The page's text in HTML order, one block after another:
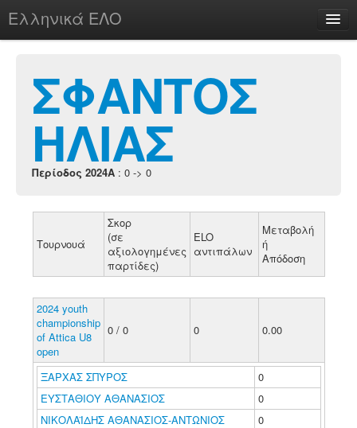
Ελληνικά ΕΛΟ
chesstu.be @ discord
Login
ΣΦΑΝΤΟΣ
ΗΛΙΑΣ
Περίοδος 2024A : 0 -> 0
Τουρνουά
Σκορ
(σε
αξιολογημένες
παρτίδες)
ELO
αντιπάλων
Μεταβολή
ή
Απόδοση
2024 youth
championship
of Attica U8
open
0 / 0 0 0.00
ΞΑΡΧΑΣ ΣΠΥΡΟΣ
0
ΕΥΣΤΑΘΙΟΥ ΑΘΑΝΑΣΙΟΣ
0
ΝΙΚΟΛΑΪΔΗΣ ΑΘΑΝΑΣΙΟΣ-ΑΝΤΩΝΙΟΣ
0